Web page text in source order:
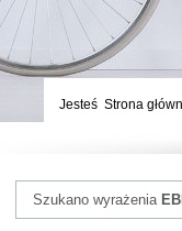
Jesteś Strona
Szukano wyrażenia